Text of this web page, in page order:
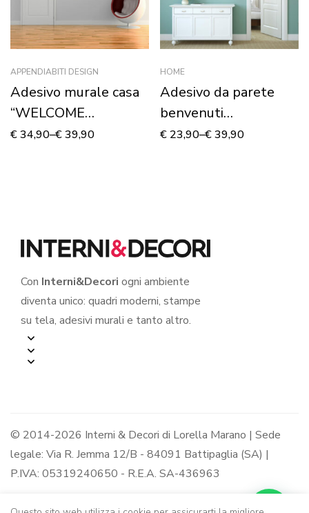
APPENDIABITI DESIGN
Adesivo murale casa
“WELCOME
HANGER”
€34,90–€39,90
HOME
Adesivo da parete
benvenuti
“WELCOME TO OUR
€ 23,90–€39,90
Con Interni&Decori ogni ambiente
diventa unico: quadri moderni, stampe
su tela, adesivi murali e tanto altro.
© 2014-2026 Interni & Decori di Lorella Marano | Sede
legale: Via R. Jemma 12/B - 84091 Battipaglia (SA) |
P.IVA: 05319240650 - R.E.A. SA-436963